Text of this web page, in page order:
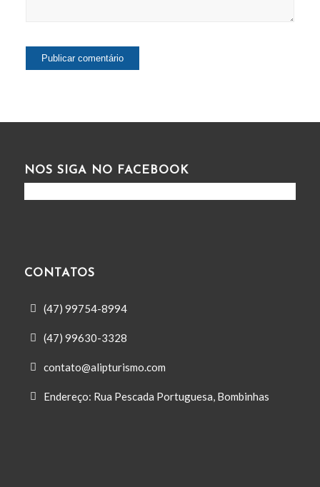
NOS SIGA NO FACEBOOK
CONTATOS
(47) 99754-8994
(47) 99630-3328
contato@alipturismo.com
Endereço: Rua Pescada Portuguesa, Bombinhas